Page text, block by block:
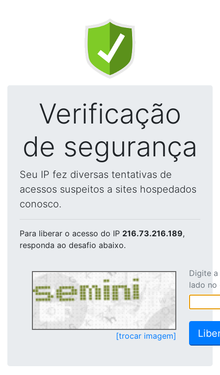
Verificação
de segurança
Seu IP fez diversas tentativas de
acessos suspeitos a sites hospedados
conosco.
Para liberar o acesso do IP 216.73.216.189,
responda ao desafio abaixo.
[trocar imagem]
Digite
lado no